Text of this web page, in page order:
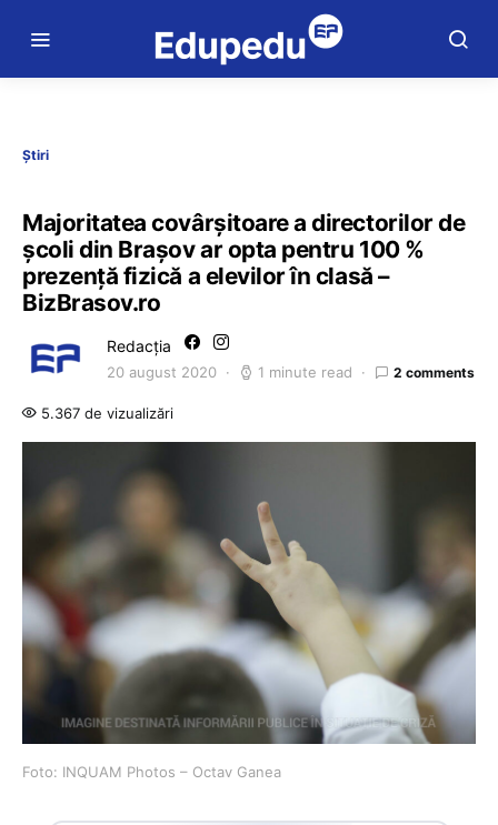
Știri
Majoritatea covârșitoare a directorilor de
școli din Brașov ar opta pentru 100 %
prezență fizică a elevilor în clasă –
BizBrasov.ro
Redacția
20 august 2020 1 minute read 2 comments
5.367 de vizualizări
Foto: INQUAM Photos – Octav Ganea